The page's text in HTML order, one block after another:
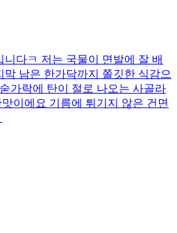
다ㅋ 저는 국물이 면발에 잘 배
남은 한가닥까지 쫄깃한 식감으
가락에 탄이 절로 나오는 사골라
이에요 기름에 튀기지 않은 건면